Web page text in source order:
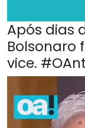
Após dias
Bolsonaro
vice.